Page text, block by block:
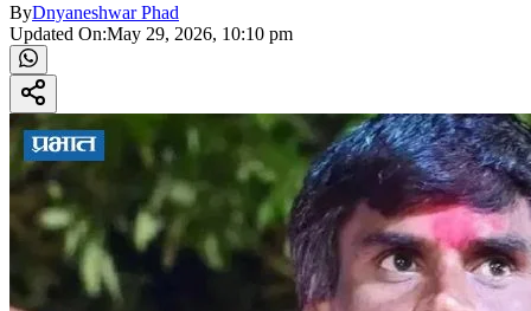
ByDnyaneshwar Phad
Updated On:May 29, 2026, 10:10 pm